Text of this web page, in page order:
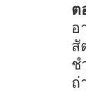
ต
อ
สั
ช
ถ่